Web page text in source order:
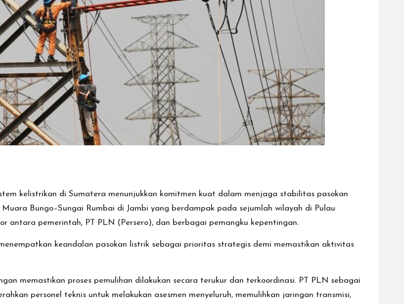
kelistrikan di Sumatera menunjukkan komitmen kuat dalam menjaga stabilitas pasokan
Bungo–Sungai Rumbai di Jambi yang berdampak pada sejumlah wilayah di Pulau
antara pemerintah, PT PLN (Persero), dan berbagai pemangku kepentingan.
keandalan pasokan listrik sebagai prioritas strategis demi memastikan aktivitas
memastikan proses pemulihan dilakukan secara terukur dan terkoordinasi. PT PLN sebagai
personel teknis untuk melakukan asesmen menyeluruh, memulihkan jaringan transmisi,